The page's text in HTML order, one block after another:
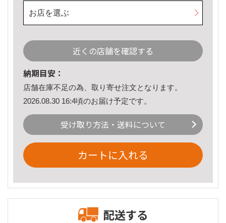
お店を選ぶ
近くの店舗を確認する
納期目安：
店舗在庫不足の為、取り寄せ注文となります。
2026.08.30 16:4頃のお届け予定です。
受け取り方法・送料について
カートに入れる
配送する